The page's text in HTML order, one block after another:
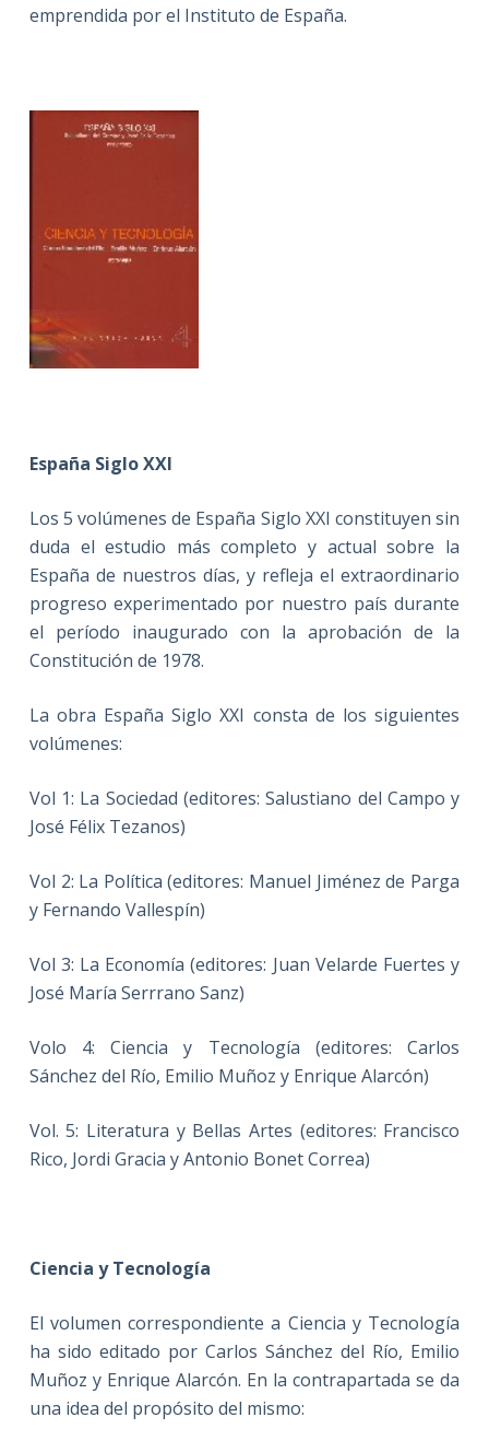
emprendida por el Instituto de España.
España Siglo XXI
Los 5 volúmenes de España Siglo XXI constituyen sin
duda el estudio más completo y actual sobre la
España de nuestros días, y refleja el extraordinario
progreso experimentado por nuestro país durante
el período inaugurado con la aprobación de la
Constitución de 1978.
La obra España Siglo XXI consta de los siguientes
volúmenes:
Vol 1: La Sociedad (editores: Salustiano del Campo y
José Félix Tezanos)
Vol 2: La Política (editores: Manuel Jiménez de Parga
y Fernando Vallespín)
Vol 3: La Economía (editores: Juan Velarde Fuertes y
José María Serrrano Sanz)
Volo 4: Ciencia y Tecnología (editores:Carlos
Sánchez del Río, Emilio Muñoz y Enrique Alarcón)
Vol. 5: Literatura y Bellas Artes (editores: Francisco
Rico, Jordi Gracia y Antonio Bonet Correa)
Ciencia y Tecnología
El volumen correspondiente a Ciencia y Tecnología
ha sido editado por Carlos Sánchez del Río, Emilio
Muñoz y Enrique Alarcón. En la contrapartada se da
una idea del propósito del mismo: